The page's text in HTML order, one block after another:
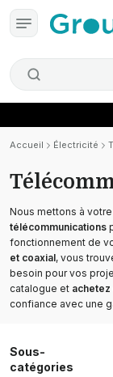
Accueil Électricité
Nous mettons à
télécommunications
fonctionnement de
et coaxial, vous
besoin pour vos
catalogue et
confiance avec une
Sous-
catégories